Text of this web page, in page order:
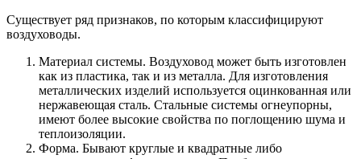
Существует ряд признаков, по которым классифицируют
воздуховоды.
Материал системы. Воздуховод может быть изготовлен
как из пластика, так и из металла. Для изготовления
металлических изделий используется оцинкованная или
нержавеющая сталь. Стальные системы огнеупорны,
имеют более высокие свойства по поглощению шума и
теплоизоляции.
Форма. Бывают круглые и квадратные либо